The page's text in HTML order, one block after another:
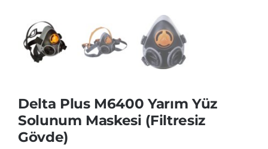
Delta Plus M6400 Yarım Yüz
Solunum Maskesi (Filtresiz
Gövde)